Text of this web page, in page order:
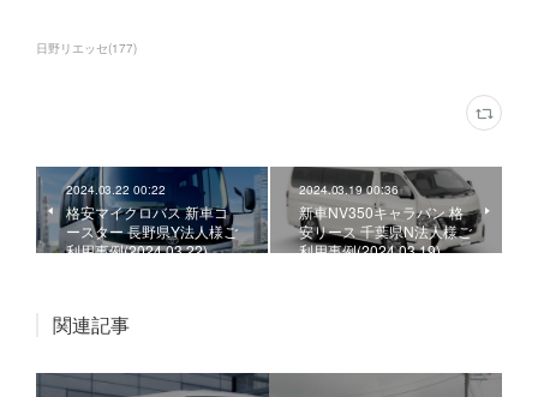
日野リエッセ(177)
2024.03.22 00:22
格安マイクロバス 新車コ
ースター 長野県Y法人様ご
利用事例(2024.03.22)
2024.03.19 00:36
新車NV350キャラバン 格
安リース 千葉県N法人様ご
利用事例(2024.03.19)
関連記事